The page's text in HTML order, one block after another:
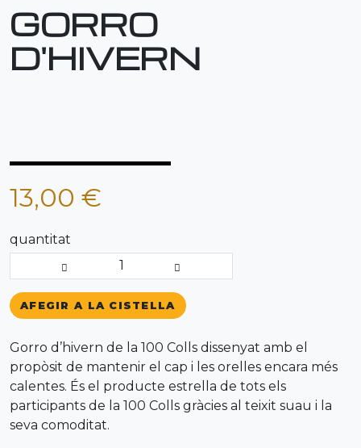
GORRO
D'HIVERN
13,00 €
quantitat
1
AFEGIR A LA CISTELLA
Gorro d’hivern de la 100 Colls dissenyat amb el
propòsit de mantenir el cap i les orelles encara més
calentes. És el producte estrella de tots els
participants de la 100 Colls gràcies al teixit suau i la
seva comoditat.